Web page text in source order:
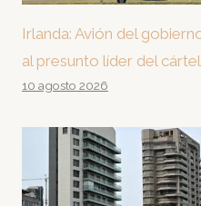
Irlanda: Avión del
al presunto líder del cártel
10 agosto 2026